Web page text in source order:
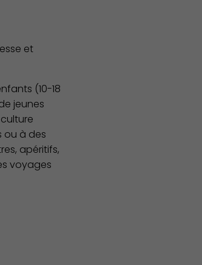
et
(10-18
jeunes
ou à des
apéritifs,
voyages